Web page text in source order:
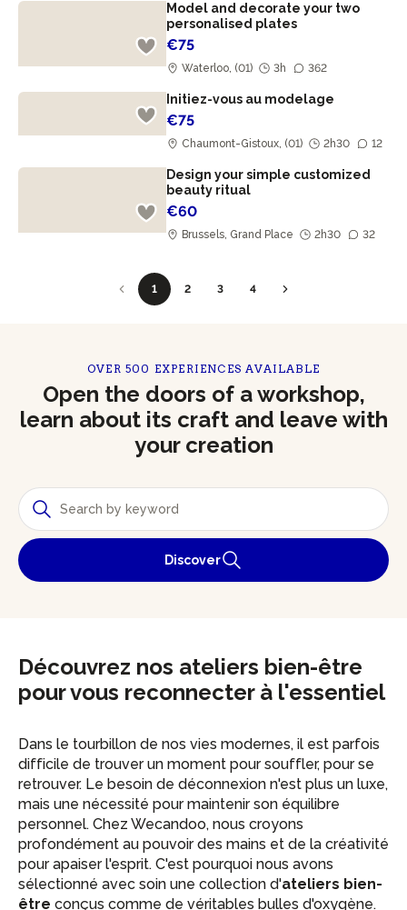
Model and decorate your two
personalised plates
€75
Waterloo, (01) 3h 362
Initiez-vous au modelage
€75
Chaumont-Gistoux, (01) 2h30 12
Design your simple customized
beauty ritual
€60
Brussels, Grand Place 2h30 32
1 2 3 4
OVER 500 EXPERIENCES AVAILABLE
Open the doors of a workshop,
learn about its craft and leave with
your creation
Discover
Découvrez nos ateliers bien-être
pour vous reconnecter à l'essentiel
Dans le tourbillon de nos vies modernes, il est parfois
difficile de trouver un moment pour souffler, pour se
retrouver. Le besoin de déconnexion n'est plus un luxe,
mais une nécessité pour maintenir son équilibre
personnel. Chez Wecandoo, nous croyons
profondément au pouvoir des mains et de la créativité
pour apaiser l'esprit. C'est pourquoi nous avons
sélectionné avec soin une collection d'ateliers bien-
être conçus comme de véritables bulles d'oxygène.